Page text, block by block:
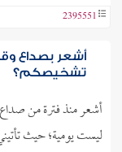
2395551
أشعر بصداع
تشخيصكم؟
أشعر منذ فترة من
ليست يومية؛ حيث